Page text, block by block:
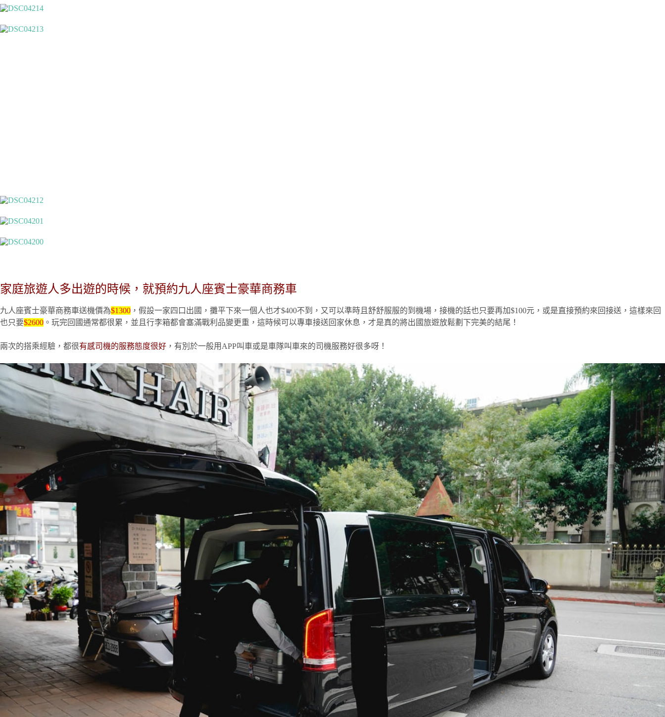
家庭旅遊人多出遊的時候，就預約九人座賓士豪華商務車
九人座賓士豪華商務車送機價為$1300 ，假設一家四口出國，攤平下來一個人也才$400不到，又可以準時且舒舒服服的到機場，接機的話也只要再加$100元，或是直接預約來回接送，這樣來回
也只要$2600 。玩完回國通常都很累，並且行李箱都會塞滿戰利品變更重，這時候可以專車接送回家休息，才是真的將出國旅遊放鬆劃下完美的結尾！
兩次的搭乘經驗，都很有感司機的服務態度很好 ，有別於一般用APP叫車或是車隊叫車來的司機服務好很多呀！